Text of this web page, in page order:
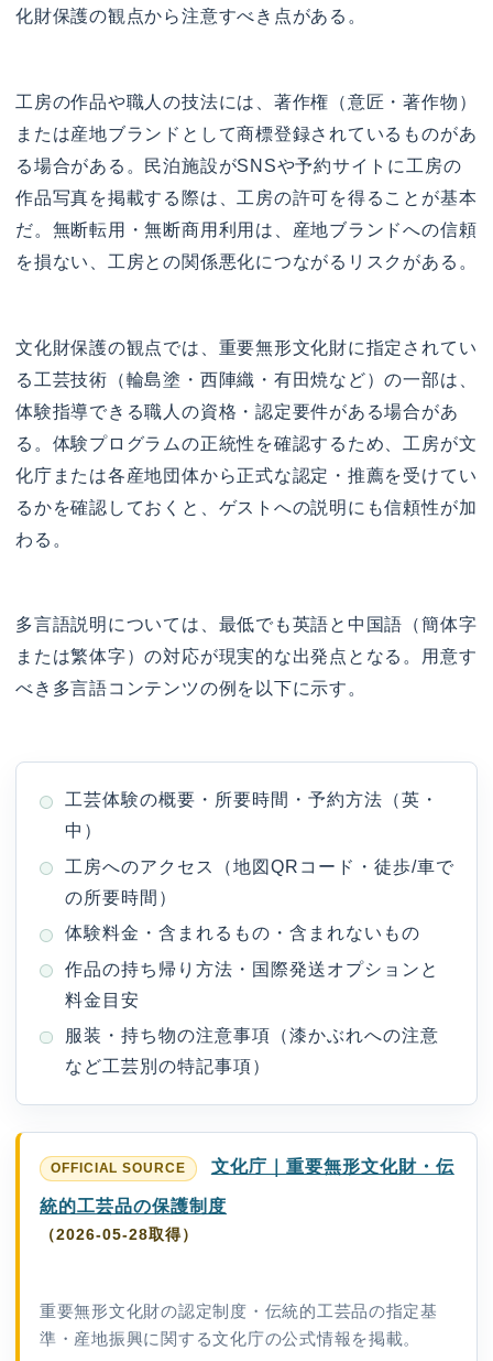
化財保護の観点から注意すべき点がある。
工房の作品や職人の技法には、著作権（意匠・著作物）
または産地ブランドとして商標登録されているものがあ
る場合がある。民泊施設がSNSや予約サイトに工房の
作品写真を掲載する際は、工房の許可を得ることが基本
だ。無断転用・無断商用利用は、産地ブランドへの信頼
を損ない、工房との関係悪化につながるリスクがある。
文化財保護の観点では、重要無形文化財に指定されてい
る工芸技術（輪島塗・西陣織・有田焼など）の一部は、
体験指導できる職人の資格・認定要件がある場合があ
る。体験プログラムの正統性を確認するため、工房が文
化庁または各産地団体から正式な認定・推薦を受けてい
るかを確認しておくと、ゲストへの説明にも信頼性が加
わる。
多言語説明については、最低でも英語と中国語（簡体字
または繁体字）の対応が現実的な出発点となる。用意す
べき多言語コンテンツの例を以下に示す。
工芸体験の概要・所要時間・予約方法（英・
中）
工房へのアクセス（地図QRコード・徒歩/車で
の所要時間）
体験料金・含まれるもの・含まれないもの
作品の持ち帰り方法・国際発送オプションと
料金目安
服装・持ち物の注意事項（漆かぶれへの注意
など工芸別の特記事項）
文化庁｜重要無形文化財・伝
統的工芸品の保護制度
（2026-05-28取得）
重要無形文化財の認定制度・伝統的工芸品の指定基
準・産地振興に関する文化庁の公式情報を掲載。